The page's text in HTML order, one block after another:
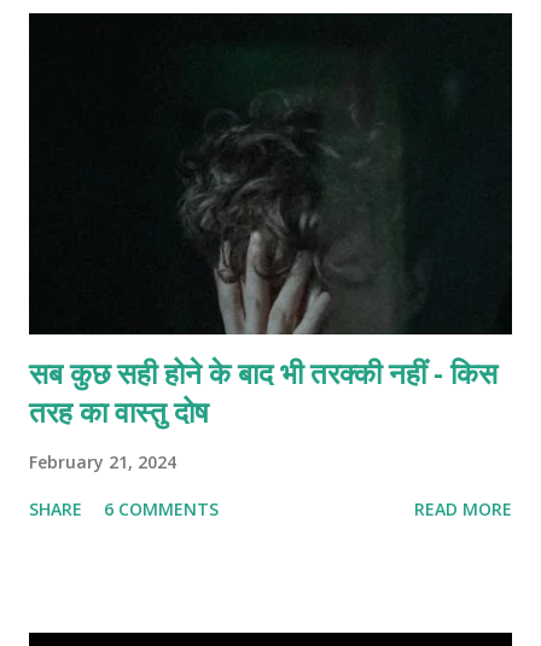
सब कुछ सही होने के बाद भी तरक्की नहीं - किस
तरह का वास्तु दोष
February 21, 2024
SHARE 6 COMMENTS READ MORE